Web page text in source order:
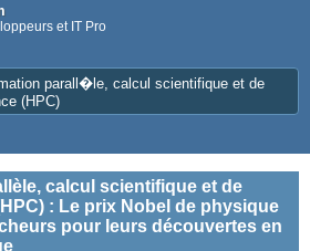
et IT Pro
parall�le, calcul scientifique et de
(HPC)
calcul scientifique et de
: Le prix Nobel de physique
pour leurs découvertes en